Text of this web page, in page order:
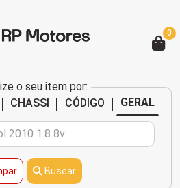
o seu item por:
| CHASSI | CÓDIGO | GERAL
Buscar
0